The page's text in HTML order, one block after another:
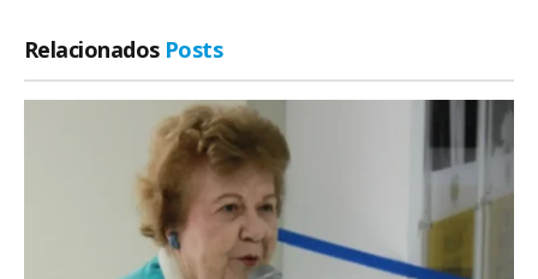
Relacionados Posts